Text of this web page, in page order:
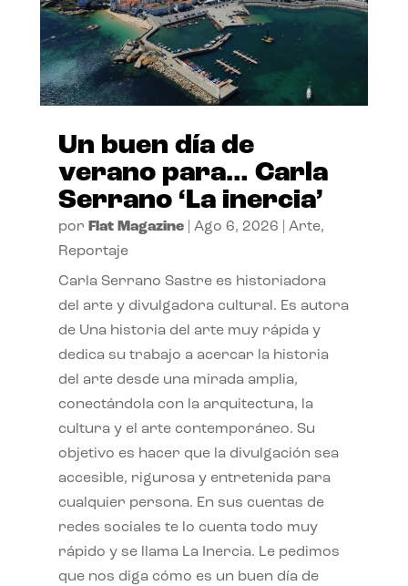
Un buen día de
verano para… Carla
Serrano ‘La inercia’
por Flat Magazine| Ago 6, 2026 Arte,
Reportaje
Carla Serrano Sastre es historiadora
del arte y divulgadora cultural. Es autora
de Una historia del arte muy rápida y
dedica su trabajo a acercar la historia
del arte desde una mirada amplia,
conectándola con la arquitectura, la
cultura y el arte contemporáneo. Su
objetivo es hacer que la divulgación sea
accesible, rigurosa y entretenida para
cualquier persona. En sus cuentas de
redes sociales te lo cuenta todo muy
rápido y se llama La Inercia. Le pedimos
que nos diga cómo es un buen día de